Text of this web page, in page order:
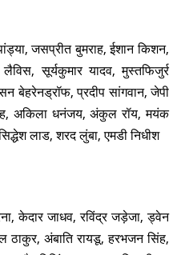
जसप्रीत बुमराह, ईशान किशन,
सूर्यकुमार यादव, मुस्तफिजुर्र
बेहरेनड्रॉफ, प्रदीप सांगवान, जेपी
अकिला धनंजय, अंकुल रॉय, मयंक
लाड, शरद लुंबा, एमडी निधीश
केदार जाधव, रविंद्र जड़ेजा, ड्वेन
ठाकुर, अंबाति रायडू, हरभजन सिंह,